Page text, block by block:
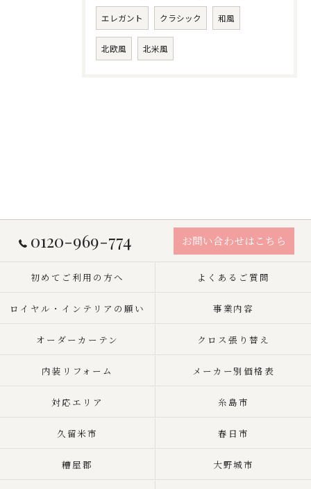
エレガント クラシック 和風
北欧風 北米風
0120-969-774 お問い合わせはこちら
初めてご利用の方へ よくあるご質問
ロイヤル・インテリアの願い 事業内容
オーダーカーテン クロス張り替え
内装リフォーム メーカー別価格表
対応エリア 糸島市
久留米市 春日市
糟屋郡 大野城市